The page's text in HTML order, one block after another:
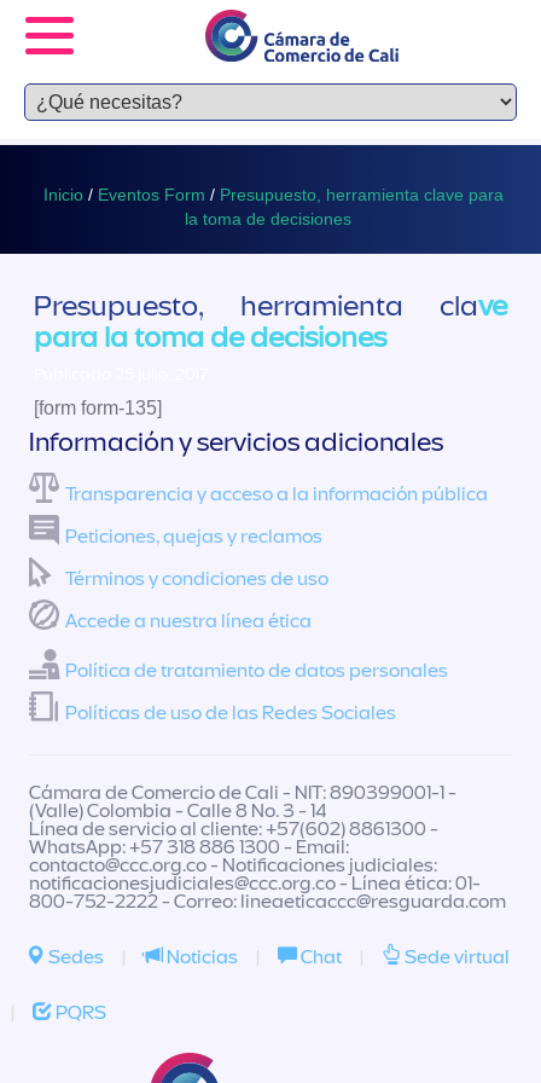
Inicio / Eventos Form / Presupuesto, herramienta clave para
la toma de decisiones
Presupuesto, herramienta clave
para la toma de decisiones
[form form-135]
Información y servicios adicionales
Transparencia y acceso a la información pública
Peticiones, quejas y reclamos
Términos y condiciones de uso
Accede a nuestra línea ética
Política de tratamiento de datos personales
Políticas de uso de las Redes Sociales
Cámara de Comercio de Cali - NIT: 890399001-1 -
(Valle) Colombia - Calle 8 No. 3 - 14
Línea de servicio al cliente: +57(602) 8861300 -
WhatsApp: +57 318 886 1300 - Email:
contacto@ccc.org.co- Notificaciones judiciales:
notificacionesjudiciales@ccc.org.co- Línea ética: 01-
800-752-2222 - Correo: lineaeticaccc@resguarda.com
Sedes | Noticias | Chat | Sede virtual
| PQRS